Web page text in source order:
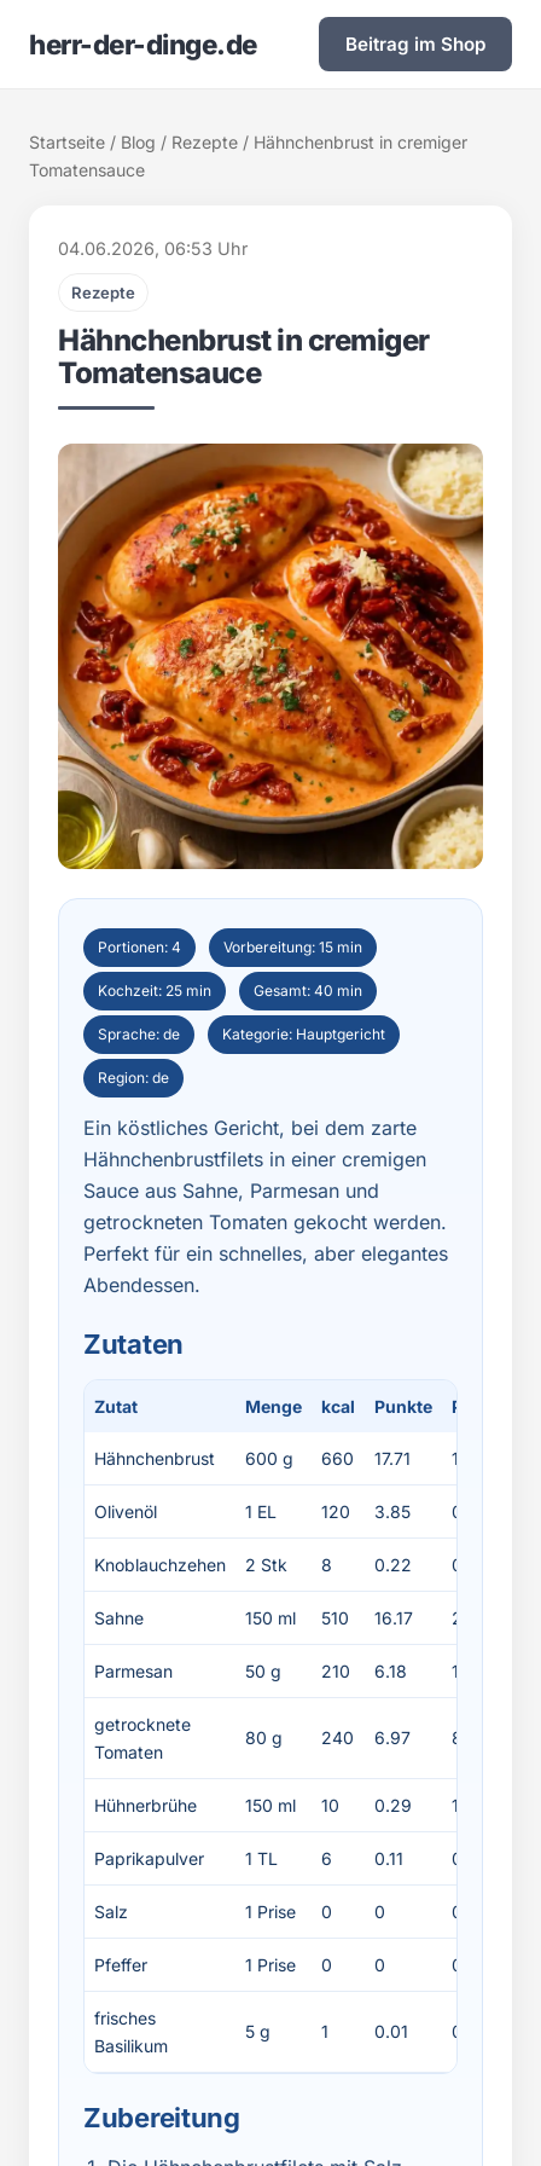
herr-der-dinge.de Beitrag im Shop
Startseite / Blog / Rezepte / Hähnchenbrust in cremiger
Tomatensauce
04.06.2026, 06:53 Uhr
Rezepte
Hähnchenbrust in cremiger
Tomatensauce
Portionen: 4 Vorbereitung: 15 min
Kochzeit: 25 min Gesamt: 40 min
Sprache: de Kategorie: Hauptgericht
Region: de
Ein köstliches Gericht, bei dem zarte
Hähnchenbrustfilets in einer cremigen
Sauce aus Sahne, Parmesan und
getrockneten Tomaten gekocht werden.
Perfekt für ein schnelles, aber elegantes
Abendessen.
Zutaten
Zutat Menge kcal Punkte Protein
Hähnchenbrust 600 g 660 17.71 126
Olivenöl 1 EL 120 3.85 0
Knoblauchzehen 2 Stk 8 0.22 0.4
Sahne 150 ml 510 16.17 2.4
Parmesan 50 g 210 6.18 19.5
getrocknete
Tomaten
80 g 240 6.97 8
Hühnerbrühe 150 ml 10 0.29 1
Paprikapulver 1 TL 6 0.11 0.2
Salz 1 Prise 0 0 0
Pfeffer 1 Prise 0 0 0
frisches
Basilikum
5 g 1 0.01 0.1
Zubereitung